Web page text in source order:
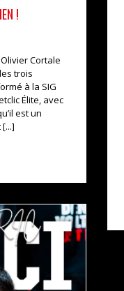
!
Cortale
trois
à la SIG
Élite, avec
est un